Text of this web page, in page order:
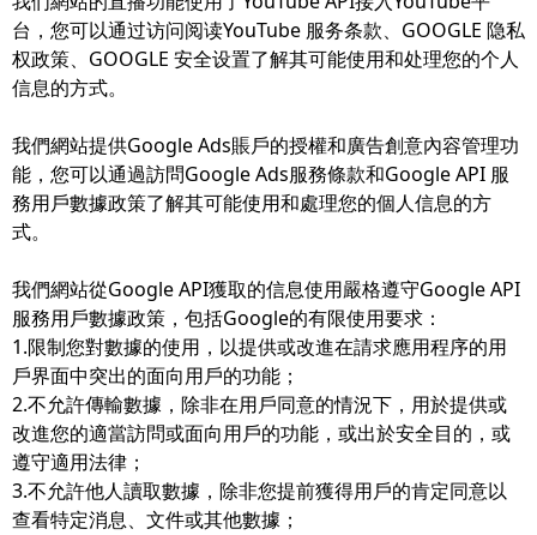
台，您可以通过访问阅读YouTube 服务条款、GOOGLE 隐私
权政策、GOOGLE 安全设置了解其可能使用和处理您的个人
信息的方式。
我們網站提供Google Ads賬戶的授權和廣告創意內容管理功
能，您可以通過訪問Google Ads服務條款和Google API 服
務用戶數據政策了解其可能使用和處理您的個人信息的方
式。
我們網站從Google API獲取的信息使用嚴格遵守Google API
服務用戶數據政策，包括Google的有限使用要求：
1.限制您對數據的使用，以提供或改進在請求應用程序的用
戶界面中突出的面向用戶的功能；
2.不允許傳輸數據，除非在用戶同意的情況下，用於提供或
改進您的適當訪問或面向用戶的功能，或出於安全目的，或
遵守適用法律；
3.不允許他人讀取數據，除非您提前獲得用戶的肯定同意以
查看特定消息、文件或其他數據；